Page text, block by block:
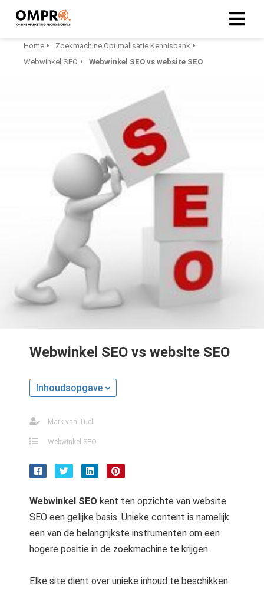
Home
Zoekmachine Optimalisatie Kennisbank
Webwinkel SEO
Webwinkel SEO vs website SEO
Webwinkel SEO vs website SEO
Inhoudsopgave
Mark van Tuel
Webwinkel SEO
Webwinkel SEO kent ten opzichte van website
SEO een gelijke basis. Unieke content is namelijk
een van de belangrijkste instrumenten om een
hogere positie in de zoekmachine te krijgen.
Elke site dient over unieke inhoud te beschikken
worden
op
Hierdoor